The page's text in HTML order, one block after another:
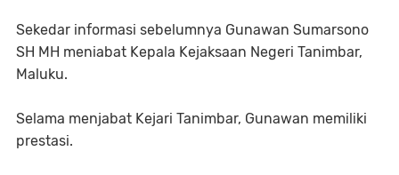
Sekedar informasi sebelumnya Gunawan Sumarsono
SH MH meniabat Kepala Kejaksaan Negeri Tanimbar,
Maluku.
Selama menjabat Kejari Tanimbar, Gunawan memiliki
prestasi.